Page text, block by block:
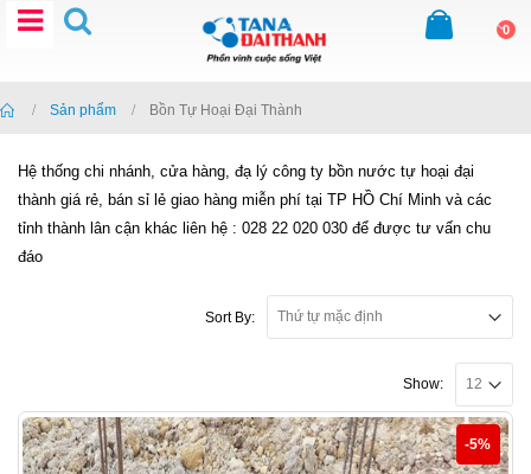
0
Home
Sản phẩm Bồn Tự Hoại Đại Thành
Hệ thống chi nhánh, cửa hàng, đạ lý công ty bồn nước tự hoại đại
thành giá rẻ, bán sỉ lẻ giao hàng miễn phí tại TP HỒ Chí Minh và các
tỉnh thành lân cận khác liên hệ : 028 22 020 030 để được tư vấn chu
đáo
Sort By:
Show:
-5%